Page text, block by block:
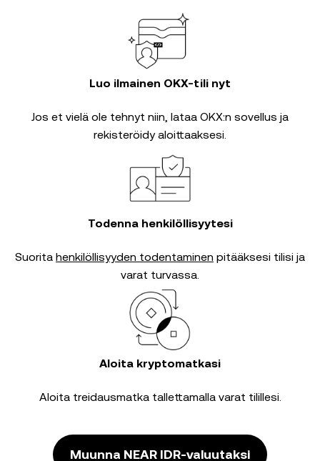
Luo ilmainen OKX-tili nyt
Jos et vielä ole tehnyt niin, lataa OKX:n sovellus ja
rekisteröidy aloittaaksesi.
Todenna henkilöllisyytesi
Suorita henkilöllisyyden todentaminen pitääksesi tilisi ja
varat turvassa.
Aloita kryptomatkasi
Aloita treidausmatka tallettamalla varat tilillesi.
Muunna NEAR IDR-valuutaksi